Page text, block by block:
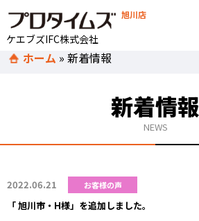
旭川店
ケエブズIFC株式会社
ホーム »新着情報
新着情報
NEWS
2022.06.21 お客様の声
「 旭川市・H様」を追加しました。